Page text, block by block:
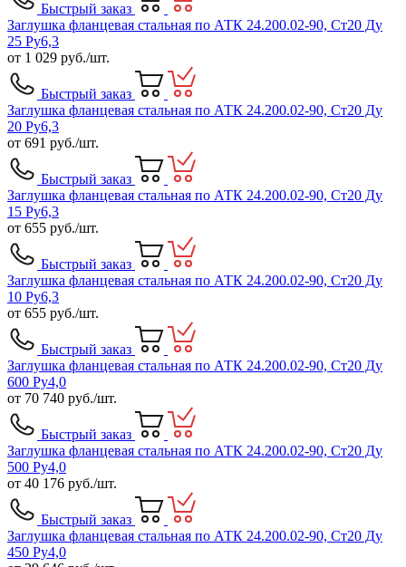
Быстрый заказ
Заглушка фланцевая стальная по АТК 24.200.02-90, Ст20 Ду
25 Ру6,3
от 1 029 руб./шт.
Быстрый заказ
Заглушка фланцевая стальная по АТК 24.200.02-90, Ст20 Ду
20 Ру6,3
от 691 руб./шт.
Быстрый заказ
Заглушка фланцевая стальная по АТК 24.200.02-90, Ст20 Ду
15 Ру6,3
от 655 руб./шт.
Быстрый заказ
Заглушка фланцевая стальная по АТК 24.200.02-90, Ст20 Ду
10 Ру6,3
от 655 руб./шт.
Быстрый заказ
Заглушка фланцевая стальная по АТК 24.200.02-90, Ст20 Ду
600 Ру4,0
от 70 740 руб./шт.
Быстрый заказ
Заглушка фланцевая стальная по АТК 24.200.02-90, Ст20 Ду
500 Ру4,0
от 40 176 руб./шт.
Быстрый заказ
Заглушка фланцевая стальная по АТК 24.200.02-90, Ст20 Ду
450 Ру4,0